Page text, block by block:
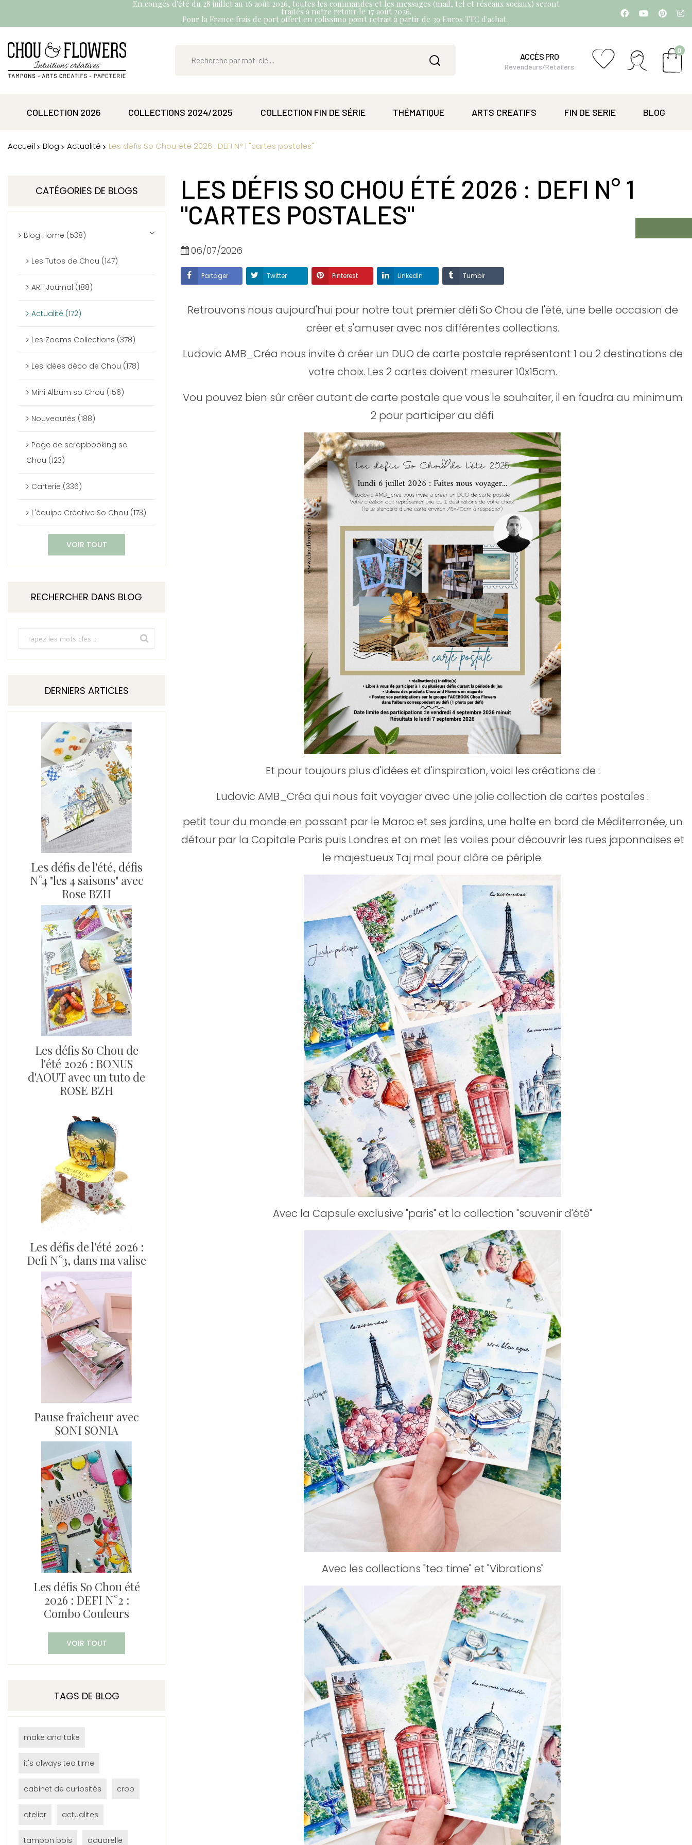
En congés d'été du 28 juillet au 16 août 2026, toutes les commandes et les messages (mail, tel et réseaux sociaux) seront
traités à notre retour le 17 août 2026.
Pour la France frais de port offert en colissimo point retrait à partir de 39 Euros TTC d'achat.
ACCÈS PRO
Revendeurs/Retailers
0
COLLECTION 2026 COLLECTIONS 2024/2025 COLLECTION FIN DE SÉRIE THÉMATIQUE ARTS CREATIFS FIN DE SERIE BLOG
Accueil Blog Actualité Les défis So Chou été 2026 : DEFI N° 1 "cartes postales"
CATÉGORIES DE BLOGS
Blog Home (538)
Les Tutos de Chou (147)
ART Journal (188)
Actualité (172)
Les Zooms Collections (378)
Les idées déco de Chou (178)
Mini Album so Chou (156)
Nouveautés (188)
Page de scrapbooking so
Chou (123)
Carterie (336)
L'équipe Créative So Chou (173)
VOIR TOUT
RECHERCHER DANS BLOG
DERNIERS ARTICLES
Les défis de l'été, défis
N°4 "les 4 saisons" avec
Rose BZH
Les défis So Chou de
l'été 2026 : BONUS
d'AOUT avec un tuto de
ROSE BZH
Les défis de l'été 2026 :
Defi N°3, dans ma valise
Pause fraîcheur avec
SONI SONIA
Les défis So Chou été
2026 : DEFI N°2 :
Combo Couleurs
VOIR TOUT
TAGS DE BLOG
make and take
it's always tea time
cabinet de curiosités crop
atelier actualites
tampon bois aquarelle
LES DÉFIS SO CHOU ÉTÉ 2026 : DEFI N° 1
"CARTES POSTALES"
06/07/2026
Partager Twitter Pinterest LinkedIn Tumblr
Retrouvons nous aujourd'hui pour notre tout premier défi So Chou de l'été, une belle occasion de
créer et s'amuser avec nos différentes collections.
Ludovic AMB_Créa nous invite à créer un DUO de carte postale représentant 1 ou 2 destinations de
votre choix. Les 2 cartes doivent mesurer 10x15cm.
Vou pouvez bien sûr créer autant de carte postale que vous le souhaiter, il en faudra au minimum
2 pour participer au défi.
Et pour toujours plus d'idées et d'inspiration, voici les créations de :
Ludovic AMB_Créa qui nous fait voyager avec une jolie collection de cartes postales :
petit tour du monde en passant par le Maroc et ses jardins, une halte en bord de Méditerranée, un
détour par la Capitale Paris puis Londres et on met les voiles pour découvrir les rues japonnaises et
le majestueux Taj mal pour clôre ce périple.
Avec la Capsule exclusive "paris" et la collection "souvenir d'été"
Avec les collections "tea time" et "Vibrations"